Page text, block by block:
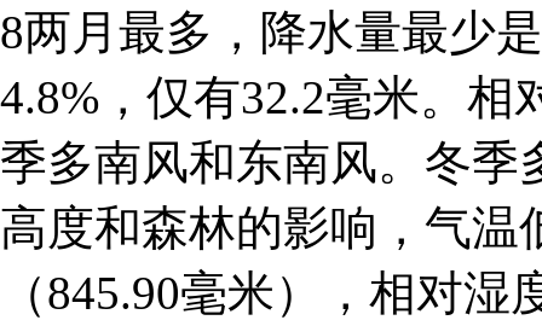
8两月最多，降水量最少
4.8%，仅有32.2毫米。相
季多南风和东南风。冬季
高度和森林的影响，气
（845.90毫米），相对